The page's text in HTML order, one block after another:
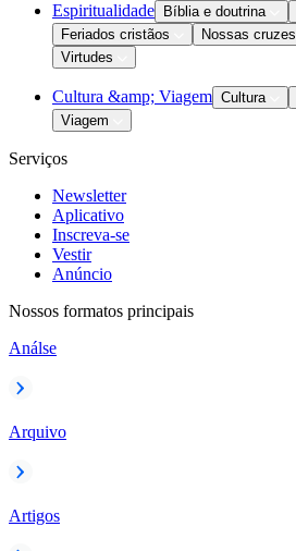
Espiritualidade Bíblia e doutrina
Feriados cristãos
Nossas cruzes
Virtudes
Cultura &amp; Viagem Cultura
Viagem
Serviços
Newsletter
Aplicativo
Inscreva-se
Vestir
Anúncio
Nossos formatos principais
Análse
Arquivo
Artigos